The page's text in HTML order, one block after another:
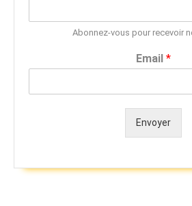
Abonnez-vous pour recevoir
Email *
Envoyer